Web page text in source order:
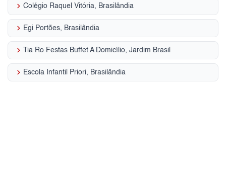
keyboard_arrow_right Colégio Raquel Vitória, Brasilândia
keyboard_arrow_right Egi Portões, Brasilândia
keyboard_arrow_right Tia Ro Festas Buffet A Domicílio, Jardim Brasil
keyboard_arrow_right Escola Infantil Priori, Brasilândia